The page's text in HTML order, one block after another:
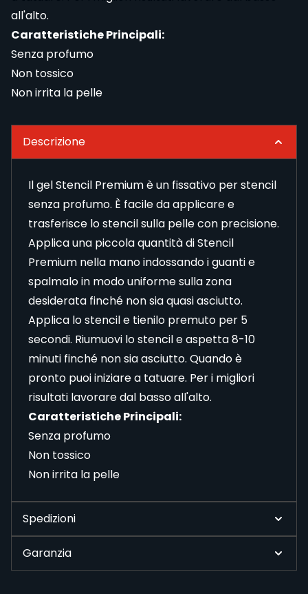
all'alto.
Caratteristiche Principali:
Senza profumo
Non tossico
Non irrita la pelle
Descrizione
Il gel Stencil Premium è un fissativo per stencil
senza profumo. È facile da applicare e
trasferisce lo stencil sulla pelle con precisione.
Applica una piccola quantità di Stencil
Premium nella mano indossando i guanti e
spalmalo in modo uniforme sulla zona
desiderata finché non sia quasi asciutto.
Applica lo stencil e tienilo premuto per 5
secondi. Riumuovi lo stencil e aspetta 8-10
minuti finché non sia asciutto. Quando è
pronto puoi iniziare a tatuare. Per i migliori
risultati lavorare dal basso all'alto.
Caratteristiche Principali:
Senza profumo
Non tossico
Non irrita la pelle
Spedizioni
Garanzia